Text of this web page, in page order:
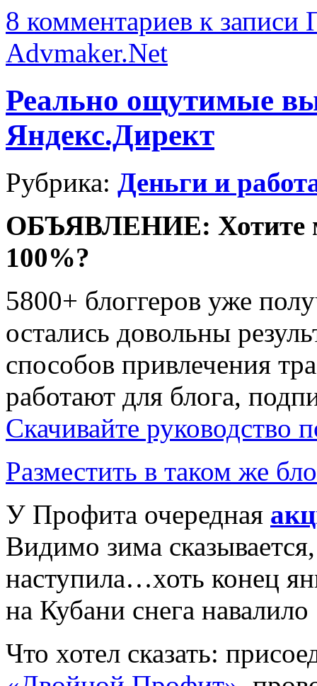
8 комментариев к записи
Advmaker.Net
Реально ощутимые
Яндекс.Директ
Рубрика: Деньги и
ОБЪЯВЛЕНИЕ: Хотите
100%?
5800+ блоггеров уже
остались довольны
способов привлечения
работают для блога,
Скачивайте
Разместить в таком же
У Профита очередная
Видимо зима
наступила…хоть конец
на Кубани снега
Что хотел сказать: